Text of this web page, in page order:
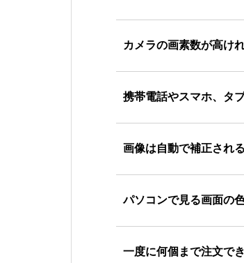
カメラの画素数が高け
携帯電話やスマホ、タ
画像は自動で補正され
パソコンで見る画面の
一度に何個まで注文で